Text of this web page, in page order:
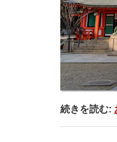
続きを読む: